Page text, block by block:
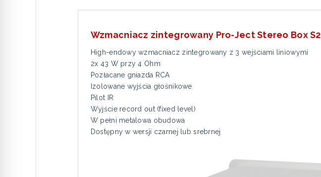
Wzmacniacz zintegrowany Pro-Ject Stereo Box S2
High-endowy wzmacniacz zintegrowany z 3 wejściami liniowymi
2x 43 W przy 4 Ohm
Pozłacane gniazda RCA
Izolowane wyjścia głośnikowe
Pilot IR
Wyjście record out (fixed level)
W pełni metalowa obudowa
Dostępny w wersji czarnej lub srebrnej